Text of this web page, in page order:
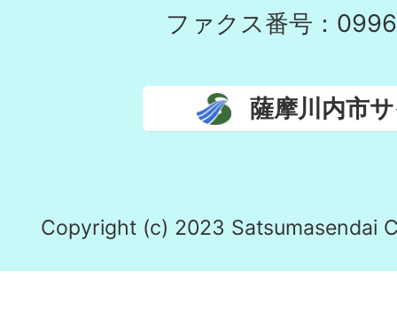
ファクス番号：
薩摩川内市
Copyright (c) 2023 Satsumasendai